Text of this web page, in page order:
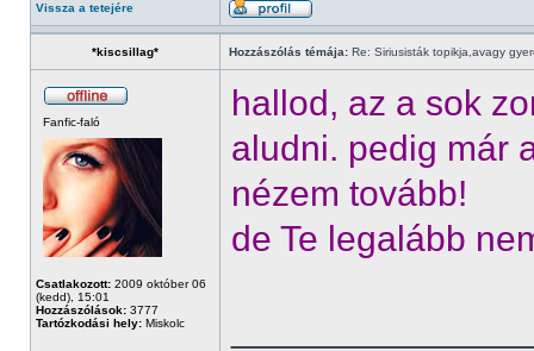
Vissza a tetejére
*kiscsillag* Hozzászólás témája: Re: Siriusisták topikja,avagy
Fanfic-faló
Csatlakozott: 2009 október 06
(kedd), 15:01
Hozzászólások: 3777
Tartózkodási hely: Miskolc
hallod, az a sok
aludni. pedig már
nézem tovább!
de Te legalább